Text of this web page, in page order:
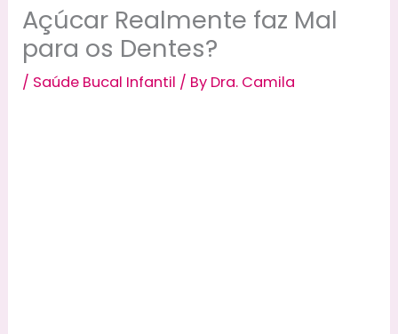
Açúcar Realmente faz Mal
para os Dentes?
/ Saúde Bucal Infantil / By Dra. Camila